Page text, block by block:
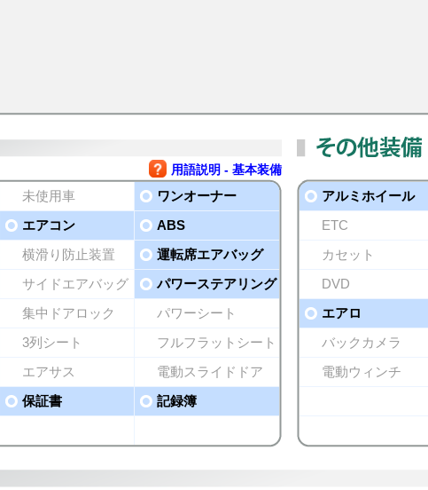
用語説明 - 基本装備
未使用車
ワンオーナー
エアコン
ABS
横滑り防止装置
運転席エアバッグ
サイドエアバッグ
パワーステアリング
集中ドアロック
パワーシート
3列シート
フルフラットシート
エアサス
電動スライドドア
保証書
記録簿
アルミホイール
ETC
カセット
DVD
エアロ
バックカメラ
電動ウィンチ